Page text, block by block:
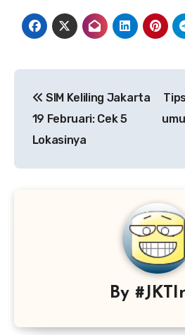
pos
SIM Keliling Jakarta
19 Februari: Cek 5
Lokasinya
By